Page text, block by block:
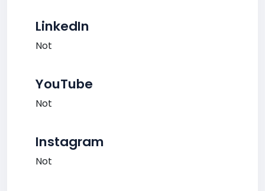
LinkedIn
Not
YouTube
Not
Instagram
Not